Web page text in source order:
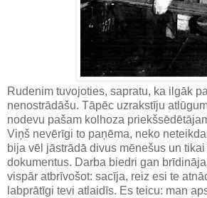
Rudenim tuvojoties, sapratu, ka ilgāk
nenostrādāšu. Tāpēc uzrakstīju
nodevu pašam kolhoza
Viņš nevērīgi to paņēma, neko
bija vēl jāstrādā divus mēnešus un
dokumentus. Darba biedri gan
vispār atbrīvošot: sacīja, reiz esi te
labprātīgi tevi atlaidīs. Es teicu: man